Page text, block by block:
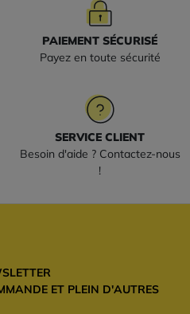
PAIEMENT SÉCURISÉ
Payez en toute sécurité
SERVICE CLIENT
Besoin d'aide ? Contactez-nous
!
ET PLEIN D'AUTRES